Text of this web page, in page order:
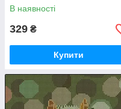
В наявності
329 ₴
Купити